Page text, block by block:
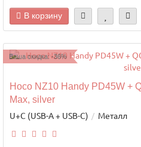
В корзину
Ваша скидка: -36%
Hoco NZ10 Handy PD45W +
Max, silver
U+C (USB-A + USB-C) Металл